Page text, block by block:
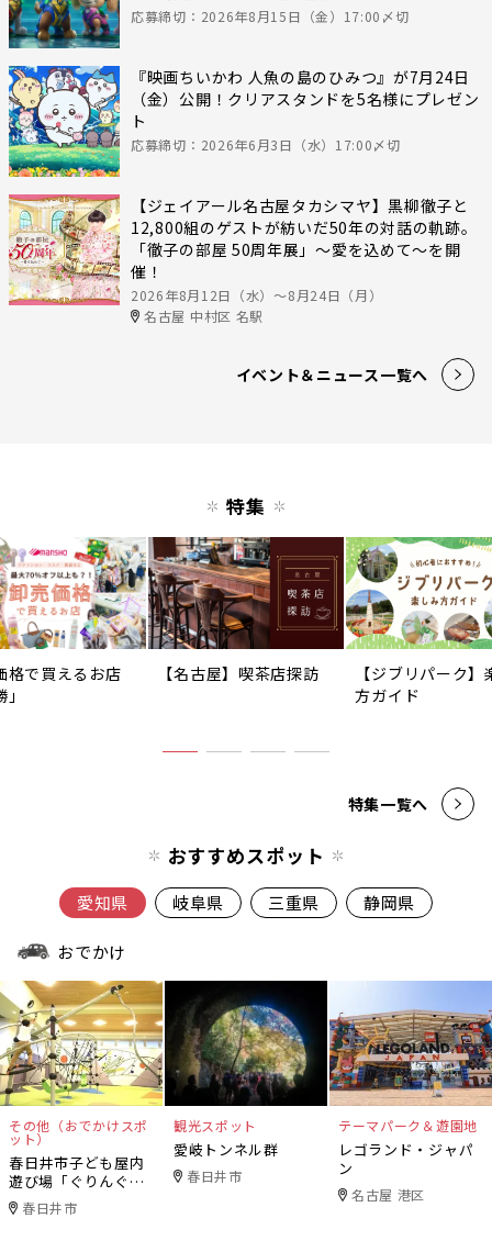
応募締切：2026年8月15日（金）17:00〆切
『映画ちいかわ 人魚の島のひみつ』が7月24日
（金）公開！クリアスタンドを5名様にプレゼン
ト
応募締切：2026年6月3日（水）17:00〆切
【ジェイアール名古屋タカシマヤ】黒柳徹子と
12,800組のゲストが紡いだ50年の対話の軌跡。
「徹子の部屋 50周年展」～愛を込めて～を開
催！
2026年8月12日（水）〜8月24日（月）
名古屋 中村区 名駅
イベント＆ニュース一覧へ
特集
格で買えるお店
【名古屋】喫茶店探訪
【ジブリパーク】
方ガイド
特集一覧へ
おすすめスポット
愛知県 岐阜県 三重県 静岡県
おでかけ
その他（おでかけスポ
ット）
春日井市子ども屋内
遊び場「ぐりんぐり
ん」春日井市
観光スポット
愛岐トンネル群
春日井市
テーマパーク＆遊園地
レゴランド・ジャパ
ン
名古屋 港区